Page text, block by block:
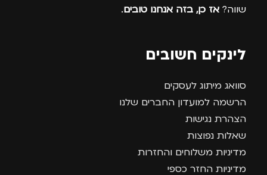
שווה? אז כן, בזה אנחנו טובים.
לינקים חשובים
סוואג מיתוג לעסקים
הרשמה למועדון החברים שלנו
הצהרת נגישות
שאלות נפוצות
מדיניות משלוחים והחזרות
מדיניות החזר כספי